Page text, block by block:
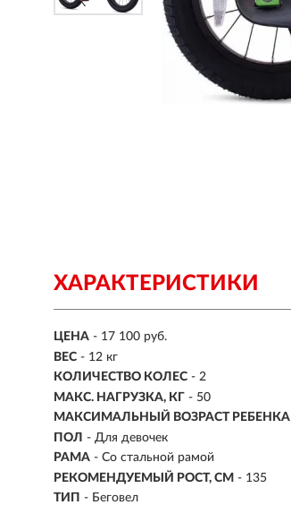
ХАРАКТЕРИСТИКИ
ЦЕНА - 17 100 руб.
ВЕС - 12 кг
КОЛИЧЕСТВО КОЛЕС - 2
МАКС. НАГРУЗКА, КГ - 50
МАКСИМАЛЬНЫЙ ВОЗРАСТ РЕБЕНКА
ПОЛ - Для девочек
РАМА - Со стальной рамой
РЕКОМЕНДУЕМЫЙ РОСТ, СМ - 135
ТИП - Беговел